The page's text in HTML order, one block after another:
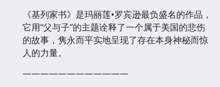
《基列家书》是玛丽莲•罗宾逊最负盛名的作品，
它用“父与子”的主题诠释了一个属于美国的悲伤
的故事，隽永而平实地呈现了存在本身神秘而惊
人的力量。
————————————